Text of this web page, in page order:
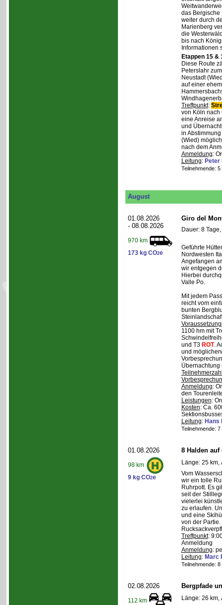
das Bergische
weiter durch
Marienberg
die
bis nach
Informationen
Etappen 15 &
Diese Route
Peterslahr
Neustadt
auf einer
Treffpunkt:
von Köln nach
eine Anreise
und
in
(Wied)
nach dem
Anmeldung:
Leitung: Peter
Teilnehmende:
August
01.08.2026
- 08.08.2026
970 km
173 kg CO2e
Giro del
Dauer: 8
Geführte
Nordwesten
Angefangen
wir entgegen
Hierbei
Valle Po.
Mit jedem
reicht vom
bunten
1100 hm mit
und T3 ROT.
und
Übernachtung
Anmeldung:
den
Leistungen:
Kosten: Ca.
Leitung: Hans
Teilnehmende:
01.08.2026
98 km
9 kg CO2e
8 Halden
Länge: 25 km,
Vom
wir ein tolle
Ruhrpott. Es
seit der
vielerlei
zu erlaufen.
und eine
von der Partie.
Treffpunkt:
Anmeldung
Anmeldung:
Leitung: Marc
Teilnehmende:
02.08.2026
112 km
Bergpfade
Länge: 26 km,